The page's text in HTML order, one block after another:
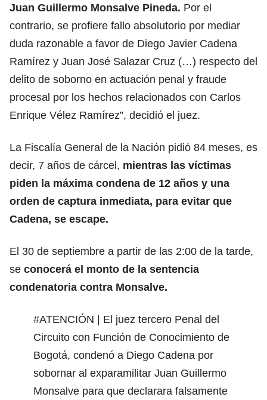
Juan Guillermo Monsalve Pineda. Por el
contrario, se profiere fallo absolutorio por mediar
duda razonable a favor de Diego Javier Cadena
Ramírez y Juan José Salazar Cruz (…) respecto del
delito de soborno en actuación penal y fraude
procesal por los hechos relacionados con Carlos
Enrique Vélez Ramírez”, decidió el juez.
La Fiscalía General de la Nación pidió 84 meses, es
decir, 7 años de cárcel, mientras las víctimas
piden la máxima condena de 12 años y una
orden de captura inmediata, para evitar que
Cadena, se escape.
El 30 de septiembre a partir de las 2:00 de la tarde,
se conocerá el monto de la sentencia
condenatoria contra Monsalve.
#ATENCIÓN | El juez tercero Penal del
Circuito con Función de Conocimiento de
Bogotá, condenó a Diego Cadena por
sobornar al exparamilitar Juan Guillermo
Monsalve para que declarara falsamente